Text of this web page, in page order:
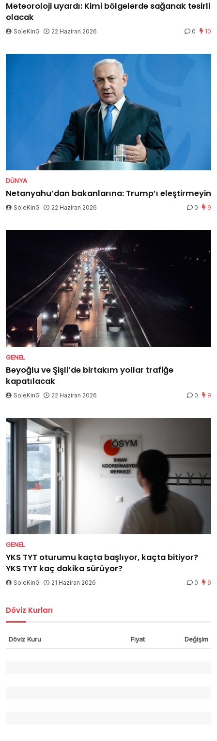
Meteoroloji uyardı: Kimi bölgelerde sağanak tesirli
olacak
SoleKinG 22 Haziran 2026 0 10
DÜNYA
Netanyahu’dan bakanlarına: Trump’ı eleştirmeyin
SoleKinG 22 Haziran 2026 0 9
GENEL
Beyoğlu ve Şişli’de birtakım yollar trafiğe
kapatılacak
SoleKinG 22 Haziran 2026 0 9
GENEL
YKS TYT oturumu kaçta başlıyor, kaçta bitiyor?
YKS TYT kaç dakika sürüyor?
SoleKinG 21 Haziran 2026 0 9
Döviz Kurları
Döviz Kuru Fiyat Değişim